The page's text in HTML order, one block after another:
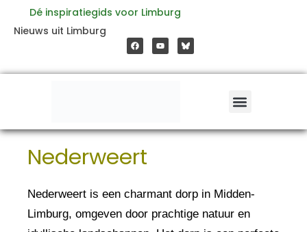
inhoud
Dé inspiratiegids voor Limburg
Nieuws uit Limburg
a
c
e
o
o
o
u
t
b
e
Nederweert
Nederweert is een charmant dorp in Midden-
Limburg, omgeven door prachtige natuur en